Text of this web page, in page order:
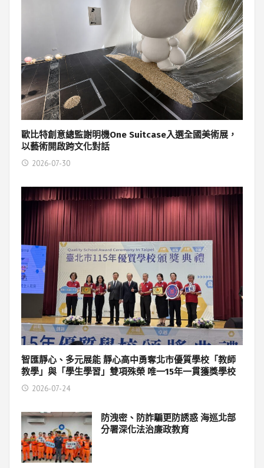
歐比特創意總監謝明機One Suitcase入選全國美術展，
以藝術開啟跨文化對話
2026-07-30
智匯靜心、多元展能 靜心高中勇奪北市優質學校「教師
教學」與「學生學習」雙項殊榮 唯一15年一貫獲獎學校
2026-07-24
防洩密、防詐騙更防誘惑 海巡北部
分署深化法治廉政教育